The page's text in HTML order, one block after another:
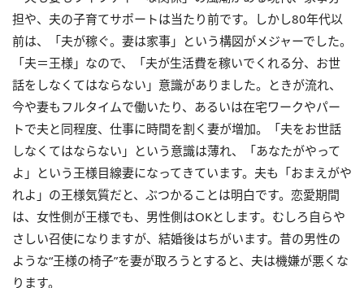
担や、夫の子育てサポートは当たり前です。しかし80年代以
前は、「夫が稼ぐ。妻は家事」という構図がメジャーでした。
「夫＝王様」なので、「夫が生活費を稼いでくれる分、お世
話をしなくてはならない」意識がありました。ときが流れ、
今や妻もフルタイムで働いたり、あるいは在宅ワークやパー
トで夫と同程度、仕事に時間を割く妻が増加。「夫をお世話
しなくてはならない」という意識は薄れ、「あなたがやって
よ」という王様目線妻になってきています。夫も「おまえがや
れよ」の王様気質だと、ぶつかることは明白です。恋愛期間
は、女性側が王様でも、男性側はOKとします。むしろ自らや
さしい召使になりますが、結婚後はちがいます。昔の男性の
ような“王様の椅子”を妻が取ろうとすると、夫は機嫌が悪くな
ります。